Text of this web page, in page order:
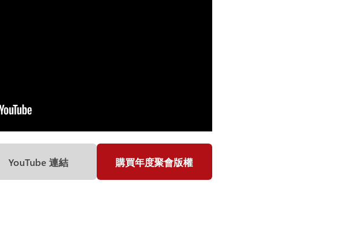
YouTube 連結 購買年度聚會版權